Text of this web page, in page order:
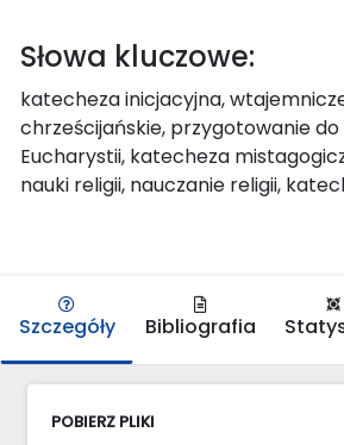
Słowa kluczowe:
katecheza inicjacyjna,
chrześcijańskie, przygotowanie do
Eucharystii, katecheza
nauki religii, nauczanie religii,
Szczegóły Bibliografia
POBIERZ PLIKI